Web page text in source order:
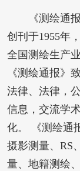
《测绘通
创刊于1955年
全国测绘生产
《测绘通报》
法律、法律，
信息，交流学
化。 《测绘通
摄影测量、RS
量、地籍测绘